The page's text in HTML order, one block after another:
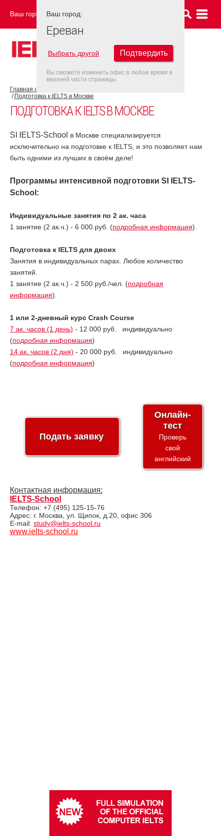
Ваш город: ЕРЕВАН
Главная страница
Подготовка к IELTS в Москве
ПОДГОТОВКА К IELTS В МОСКВЕ
SI IELTS-School в Москве специализируется
исключительно на подготовке к IELTS, и это позволяет нам
быть одними из лучших в своём деле!
Программы интенсивной подготовки SI IELTS-
School :
Индивидуальные занятия по 2 ак. часа
1 занятие (2 ак.ч.) - 6 000 руб. (подробная информация).
Подготовка к IELTS для двоих
Занятия в индивидуальных парах. Любое количество
занятий.
1 занятие (2 ак.ч.) - 2 500 руб./чел. (подробная
информация).
1 или 2-дневный курс Crash Course
7 ак. часов (1 день) - 12 000 руб. индивидуально
(подробная информация)
14 ак. часов (2 дня) - 20 000 руб. индивидуально
(подробная информация)
Подать заявку
Онлайн-
тест
Проверь
свой
английский
Контактная информация:
IELTS-School
Телефон: +7 (495) 125-15-76
Адрес: г. Москва, ул. Щипок, д.20, офис 306
E-mail: study@ielts-school.ru
www.ielts-school.ru
Ваш город:
Ереван
Выбрать другой Подтвердить
Вы сможете изменить офис в любое время в
верхней части страницы